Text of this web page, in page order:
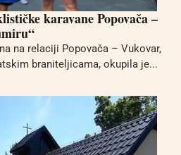
karavane Popovača –
na relaciji Popovača – Vukovar,
braniteljicama, okupila je...